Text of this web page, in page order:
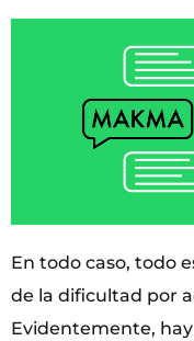
En todo caso, todo
de la dificultad por
Evidentemente,